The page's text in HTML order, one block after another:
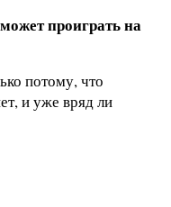
проиграть на
потому, что
и уже вряд ли